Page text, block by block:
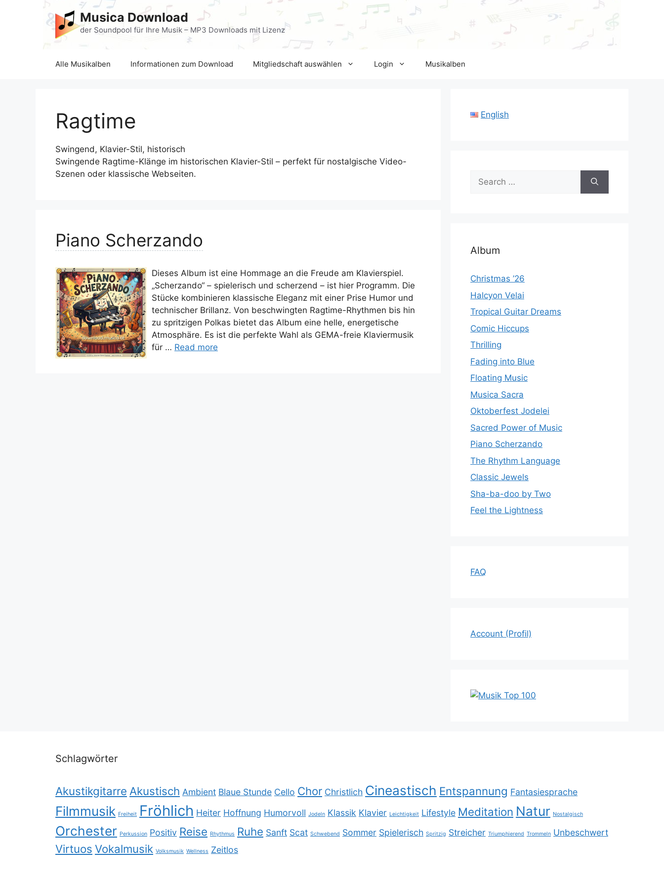
Musica Download
der Soundpool für Ihre Musik – MP3 Downloads mit Lizenz
Alle Musikalben Informationen zum Download Mitgliedschaft auswählen Login Musikalben
Ragtime
Swingend, Klavier-Stil, historisch
Swingende Ragtime-Klänge im historischen Klavier-Stil – perfekt für nostalgische Video-
Szenen oder klassische Webseiten.
Piano Scherzando
Dieses Album ist eine Hommage an die Freude am Klavierspiel.
„Scherzando“ – spielerisch und scherzend – ist hier Programm. Die
Stücke kombinieren klassische Eleganz mit einer Prise Humor und
technischer Brillanz. Von beschwingten Ragtime-Rhythmen bis hin
zu spritzigen Polkas bietet das Album eine helle, energetische
Atmosphäre. Es ist die perfekte Wahl als GEMA-freie Klaviermusik
für … Read more
English
Search
for:
Album
Christmas ’26
Halcyon Velai
Tropical Guitar Dreams
Comic Hiccups
Thrilling
Fading into Blue
Floating Music
Musica Sacra
Oktoberfest Jodelei
Sacred Power of Music
Piano Scherzando
The Rhythm Language
Classic Jewels
Sha-ba-doo by Two
Feel the Lightness
FAQ
Account (Profil)
Schlagwörter
Akustikgitarre Akustisch Ambient Blaue Stunde Cello Chor Christlich Cineastisch Entspannung Fantasiesprache
Filmmusik Freiheit Fröhlich Heiter Hoffnung Humorvoll Jodeln Klassik Klavier Leichtigkeit Lifestyle Meditation Natur Nostalgisch
Orchester Perkussion Positiv Reise Rhythmus Ruhe Sanft Scat Schwebend Sommer Spielerisch Spritzig Streicher Triumphierend Trommeln Unbeschwert
Virtuos Vokalmusik Volksmusik Wellness Zeitlos